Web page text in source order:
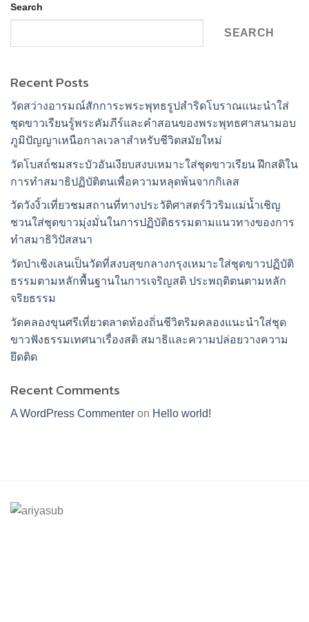
Search
SEARCH
Recent Posts
วัดสว่างอารมณ์สักการะพระพุทธรูปสำริดโบราณแนะนำใส่
ชุดขาวเรียนรู้พระคัมภีร์และคำสอนของพระพุทธศาสนามอบ
ภูมิปัญญาเหนือกาลเวลาสำหรับชีวิตสมัยใหม่
วัดโบสถ์ชมสระบัวอันเงียบสงบเหมาะใส่ชุดขาวเรียน ฝึกสติใน
การทำสมาธิปฏิบัติตนเพื่อความหลุดพ้นจากกิเลส
วัดวังงิ้วเที่ยวชมสถานที่ทางประวัติศาสตร์วิวริมแม่น้ำเชิญ
ชวนใส่ชุดขาวมุ่งมั่นในการปฏิบัติธรรมตามแนวทางของการ
ทำสมาธิวิปัสสนา
วัดป่าเชิงเลนเป็นวัดที่สงบสุขกลางกรุงเหมาะใส่ชุดขาวปฏิบัติ
ธรรมตามหลักพื้นฐานในการเจริญสติ ประพฤติตนตามหลัก
จริยธรรม
วัดคลองขุนศรีเที่ยวตลาดท้องถิ่นชีวิตริมคลองแนะนำใส่ชุด
ขาวฟังธรรมเทศนาเรื่องสติ สมาธิและความปล่อยวางความ
ยึดติด
Recent Comments
A WordPress Commenter on Hello world!